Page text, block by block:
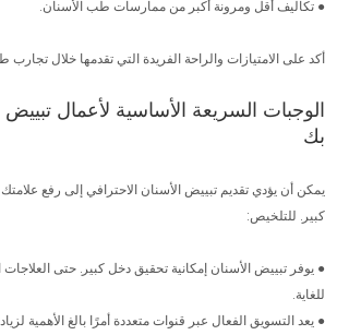
● تكاليف أقل ومرونة أكبر من ممارسات طب الأسنان.
أكد على الامتيازات والراحة الفريدة التي تقدمها خلال تجارب
الوجبات السريعة الأساسية لأعمال تبييض
بك
يمكن أن يؤدي تقديم تبييض الأسنان الاحترافي إلى رفع علامتك
كبير. للتلخيص:
● يوفر تبييض الأسنان إمكانية تحقيق دخل كبير. حتى
للغاية.
● يعد التسويق الفعال عبر قنوات متعددة أمرًا بالغ الأهمية